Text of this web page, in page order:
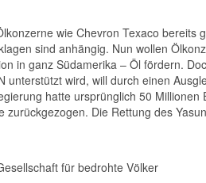
wie Chevron Texaco bereits
sind anhängig. Nun wollen
in ganz Südamerika – Öl fördern.
unterstützt wird, will durch einen
hatte ursprünglich 50
zurückgezogen. Die Rettung des
für bedrohte Völker